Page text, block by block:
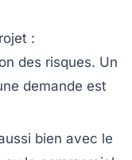
:
des risques. Un
demande est
bien avec le